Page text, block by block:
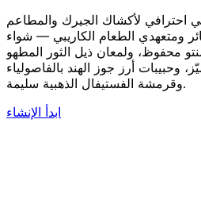
احترافي لأكشاك الجيرك والمطاعم
ومتعهدي الطعام الكاريبي — شواء
محفوظ، ولمعان ذيل الثور المطهو
وحبيبات أرز جوز الهند بالفاصولياء
وقرمشة الفستيفال الذهبية سليمة.
ابدأ الإنشاء